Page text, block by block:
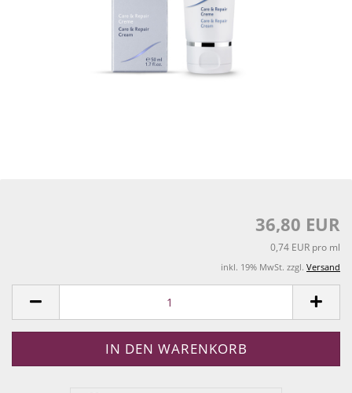
36,80 EUR
0,74 EUR pro ml
inkl. 19% MwSt. zzgl. Versand